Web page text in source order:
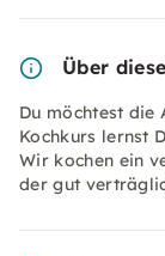
Über
Du möchtest die
Kochkurs lernst
Wir kochen ein
der gut